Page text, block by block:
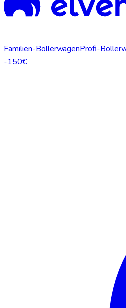
Familien-BollerwagenProfi-
-150€